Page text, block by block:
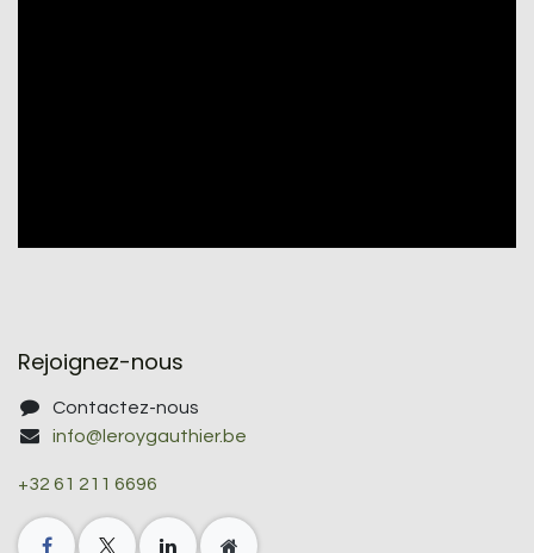
Rejoignez-nous
Contactez-nous
info@leroygauthier.be
+32 61 211 6696